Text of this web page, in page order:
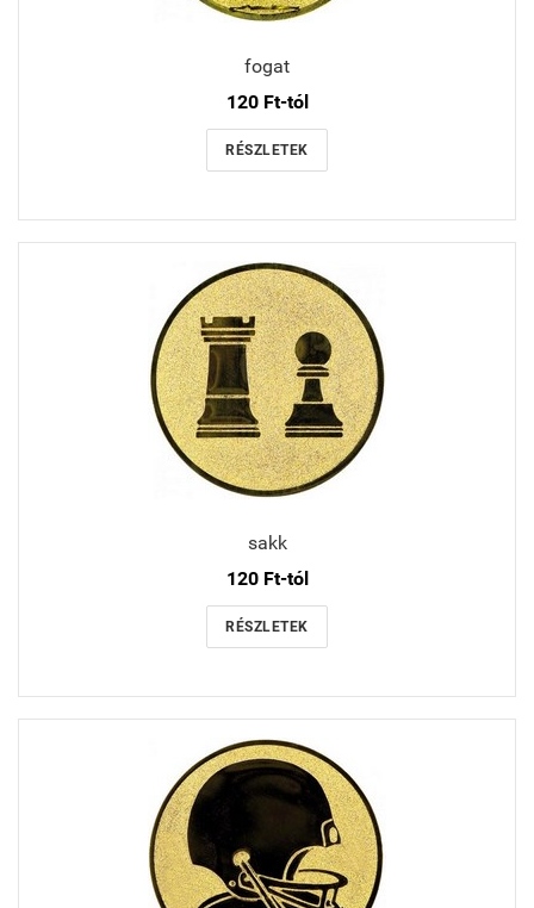
fogat
120 Ft-tól
RÉSZLETEK
sakk
120 Ft-tól
RÉSZLETEK